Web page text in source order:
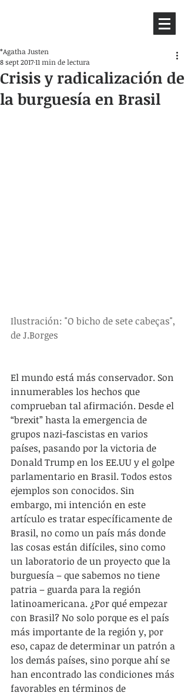
Crisis y radicalización de
la burguesía en Brasil
*Agatha Justen
8 sept 201711 min de lectura
Ilustración: "O bicho de sete cabeças",
de J.Borges
El mundo está más conservador. Son
innumerables los hechos que
comprueban tal afirmación. Desde el
“brexit” hasta la emergencia de
grupos nazi-fascistas en varios
países, pasando por la victoria de
Donald Trump en los EE.UU y el golpe
parlamentario en Brasil. Todos estos
ejemplos son conocidos. Sin
embargo, mi intención en este
artículo es tratar específicamente de
Brasil, no como un país más donde
las cosas están difíciles, sino como
un laboratorio de un proyecto que la
burguesía – que sabemos no tiene
patria – guarda para la región
latinoamericana. ¿Por qué empezar
con Brasil? No solo porque es el país
más importante de la región y, por
eso, capaz de determinar un patrón a
los demás países, sino porque ahí se
han encontrado las condiciones más
favorables en términos de